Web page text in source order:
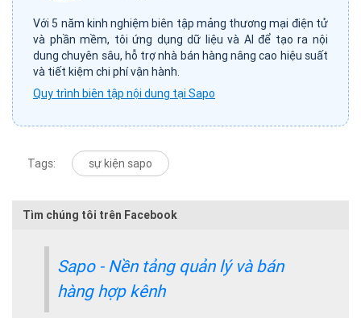
Với 5 năm kinh nghiệm biên tập mảng thương mại điện tử
và phần mềm, tôi ứng dụng dữ liệu và AI để tạo ra nội
dung chuyên sâu, hỗ trợ nhà bán hàng nâng cao hiệu suất
và tiết kiệm chi phí vận hành.
Quy trình biên tập nội dung tại Sapo
Tags: sự kiện sapo
Tìm chúng tôi trên Facebook
Sapo - Nền tảng quản lý và bán
hàng hợp kênh